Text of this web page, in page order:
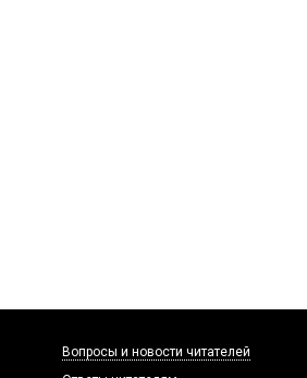
Вопросы и новости читателей